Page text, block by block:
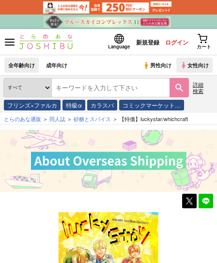
Language
新規登録 ログイン
カート
全年齢向け 成年向け 男性向け 女性向け
詳細
検索
フリンズ×ファルカ 特級α カラスバ コミックマーケット…
とらのあな通販 同人誌 砂糖とスパイス 【特価】luckystar/whichcraft